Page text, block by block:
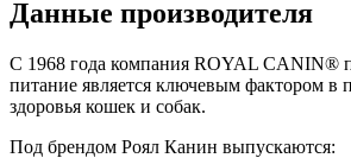
Данные производителя
C 1968 года компания ROYAL CANIN®
питание является ключевым фактором в
здоровья кошек и собак.
Под брендом Роял Канин выпускаются: